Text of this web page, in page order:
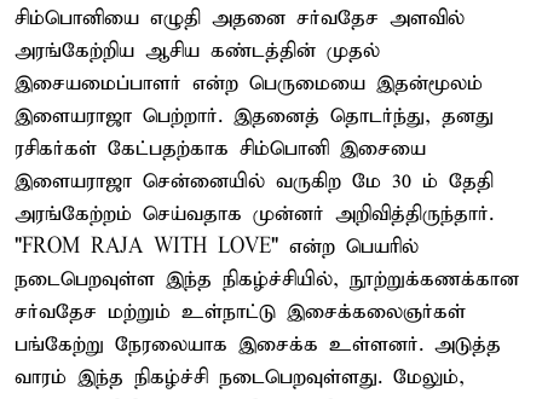
சிம்பொனியை எழுதி அதனை சர்வதேச அளவில்
அரங்கேற்றிய ஆசிய கண்டத்தின் முதல்
இசையமைப்பாளர் என்ற பெருமையை இதன்மூலம்
இளையராஜா பெற்றார். இதனைத் தொடர்ந்து, தனது
ரசிகர்கள் கேட்பதற்காக சிம்பொனி இசையை
இளையராஜா சென்னையில் வருகிற மே 30 ம் தேதி
அரங்கேற்றம் செய்வதாக முன்னர் அறிவித்திருந்தார்.
"FROM RAJA WITH LOVE" என்ற பெயரில்
நடைபெறவுள்ள இந்த நிகழ்ச்சியில், நூற்றுக்கணக்கான
சர்வதேச மற்றும் உள்நாட்டு இசைக்கலைஞர்கள்
பங்கேற்று நேரலையாக இசைக்க உள்ளனர். அடுத்த
வாரம் இந்த நிகழ்ச்சி நடைபெறவுள்ளது. மேலும்,